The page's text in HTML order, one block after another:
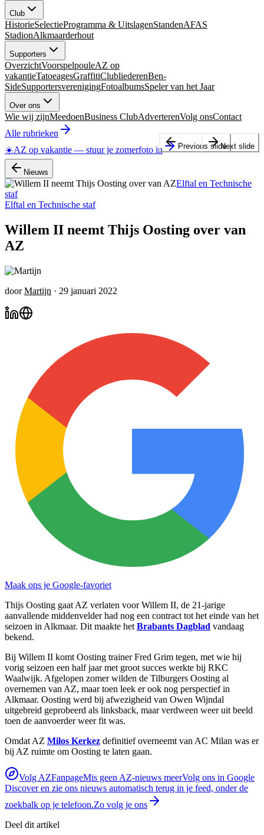
Club
HistorieSelectieProgramma & UitslagenStandenAFAS
StadionAlkmaarderhout
Supporters
OverzichtVoorspelpouleAZ op
vakantieTatoeagesGraffitiClubliederenBen-
SideSupportersverenigingFotoalbumsSpeler van het Jaar
Over ons
Wie wij zijnMeedoenBusiness ClubAdverterenVolg onsContact
Alle rubrieken
☀️AZ op vakantie — stuur je zomerfoto in
Nieuws
Elftal en Technische
staf
Elftal en Technische staf
Willem II neemt Thijs Oosting over van
AZ
door Martijn · 29 januari 2022
Maak ons je Google-favoriet
Thijs Oosting gaat AZ verlaten voor Willem II, de 21-jarige
aanvallende middenvelder had nog een contract tot het einde van het
seizoen in Alkmaar. Dit maakte het Brabants Dagblad vandaag
bekend.
Bij Willem II komt Oosting trainer Fred Grim tegen, met wie hij
vorig seizoen een half jaar met groot succes werkte bij RKC
Waalwijk. Afgelopen zomer wilden de Tilburgers Oosting al
overnemen van AZ, maar toen leek er ook nog perspectief in
Alkmaar. Oosting werd bij afwezigheid van Owen Wijndal
uitgebreid geprobeerd als linksback, maar verdween weer uit beeld
toen de aanvoerder weer fit was.
Omdat AZ Milos Kerkez definitief overneemt van AC Milan was er
bij AZ ruimte om Oosting te laten gaan.
Volg AZFanpageMis geen AZ-nieuws meerVolg ons in Google
Discover en zie ons nieuws automatisch terug in je feed, onder de
zoekbalk op je telefoon.Zo volg je ons
Deel dit artikel
Previous slideNext slide